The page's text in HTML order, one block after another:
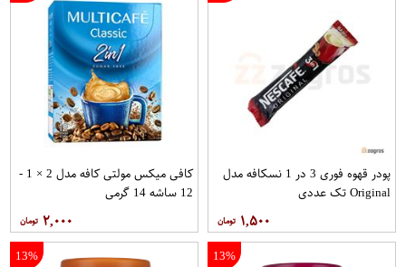
پودر قهوه فوری 3 در 1 نسکافه مدل
Original تک عددی
۱,۵۰۰
کافی میکس مولتی کافه مدل 2 × 1 -
12 ساشه 14 گرمی
۲,۰۰۰
13%
13%